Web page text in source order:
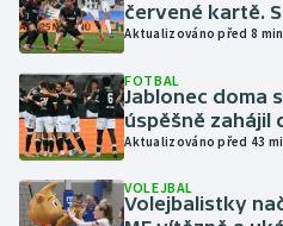
Házená
Jezdectví
Judo
Krasobruslení
červené kartě.
Aktualizováno před 8 min
FOTBAL
Jablonec doma
úspěšně zahájil
Aktualizováno před 43
VOLEJBAL
Volejbalistky